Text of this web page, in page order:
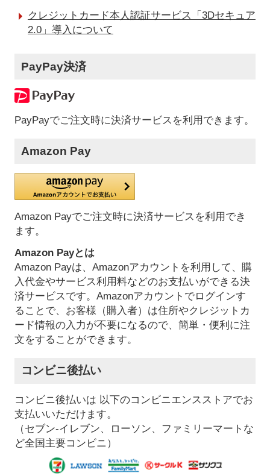
クレジットカード本人認証サービス「3Dセキュア
2.0」導入について
PayPay決済
PayPayでご注文時に決済サービスを利用できます。
Amazon Pay
Amazon Payでご注文時に決済サービスを利用でき
ます。
Amazon Payとは
Amazon Payは、Amazonアカウントを利用して、購
入代金やサービス利用料などのお支払いができる決
済サービスです。Amazonアカウントでログインす
ることで、お客様（購入者）は住所やクレジットカ
ード情報の入力が不要になるので、簡単・便利に注
文をすることができます。
コンビニ後払い
コンビニ後払いは 以下のコンビニエンスストアでお
支払いいただけます。
（セブン-イレブン、ローソン、ファミリーマートな
ど全国主要コンビニ）